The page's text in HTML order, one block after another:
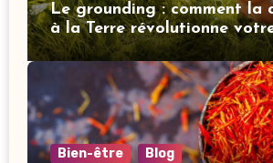
Le grounding : comment la
à la Terre révolutionne
mentale
Bien-être Blog